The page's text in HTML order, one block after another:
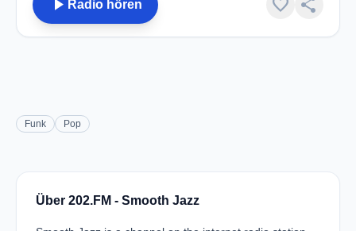
play_arrow Radio hören favorite share
Funk Pop
Über 202.FM - Smooth Jazz